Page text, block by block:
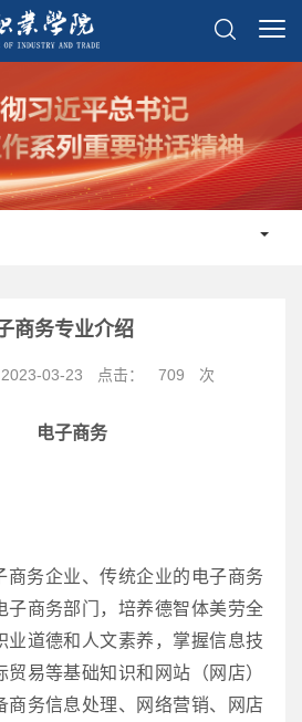
商务专业介绍
03-23 点击： 709 次
电子商务
商务企业、传统企业的电子商务
子商务部门，培养德智体美劳全
业道德和人文素养，掌握信息技
易等基础知识和网站（网店）
商务信息处理、网络营销、网店